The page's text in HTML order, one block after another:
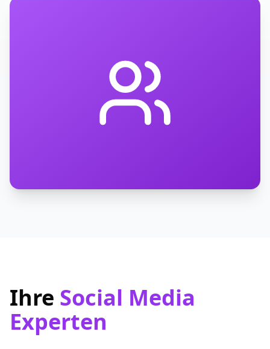
Ihre Social Media
Experten